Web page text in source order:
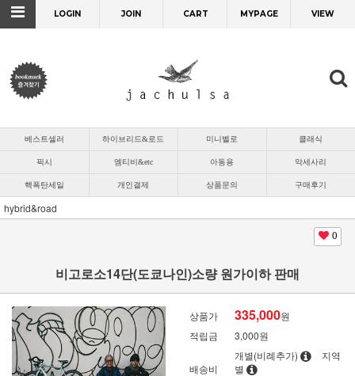
LOGIN JOIN CART MYPAGE VIEW
베스트셀러 하이브리드&로드 미니벨로 클래식
픽시 엠티비&etc 아동용 악세사리
핵폭탄세일 개인결제 상품문의 구매후기
hybrid&road
0
비고로소14단(도쿄나인)소량 원가이하 판매
상품가 335,000원
적립금
3,000원
배송비
개별(비례추가)
지역
별